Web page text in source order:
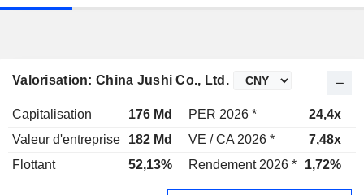
Valorisation: China Jushi Co., Ltd.
Capitalisation 176 Md PER 2026 * 24,4x
Valeur d'entreprise
182 Md VE / CA 2026 * 7,48x
Flottant
52,13% Rendement 2026 * 1,72%